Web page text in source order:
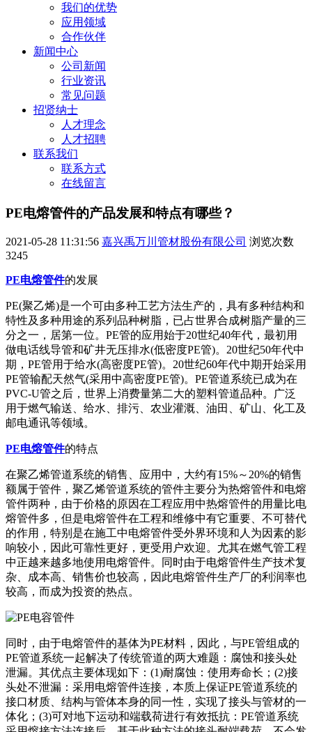
我们的优势
应用领域
合作伙伴
新闻中心
公司新闻
行业资讯
常见问题
招贤纳士
人才理念
人才招聘
联系我们
联系方式
在线留言
PE电熔管件的产品发展和特点有哪些？
2021-05-28 11:31:56 嘉兴禹万川管材股份有限公司 浏览次数
3245
PE电熔管件的发展
PE(聚乙烯)是一个可由多种工艺方法生产的，具有多种结构和
特性及多种用途的系列品种树脂，已占世界合成树脂产量的三
分之一，居第一位。PE管的应用始于20世纪40年代，最初用
做电话线导管和矿井无压排水(低密度PE管)。20世纪50年代中
期，PE管用于给水(高密度PE管)。20世纪60年代中期开始采用
PE管输配天然气(采用中高密度PE管)。PE管道系统已成为在
PVC-U管之后，世界上消费量第二大的塑料管道品种。广泛
用于燃气输送、给水、排污、农业灌溉、油田、矿山、化工及
邮电通讯等领域。
PE电熔管件的特点
在聚乙烯管道系统的销售、应用中，大约有15%～20%的销售
额属于管件，聚乙烯管道系统的管件主要分为热熔管件和电熔
管件两种，由于价格的原因在工程应用中热熔管件的用量比电
熔管件多，但是电熔管件在工程和维修中有它重要、不可替代
的作用，特别是在施工中电熔管件受外界环境和人为因素的影
响较小，因此可靠性更好，更受用户欢迎。尤其在燃气管工程
中正越来越多地使用电熔管件。同时由于电熔管件生产技术复
杂、成本高、销售价也较高，因此电熔管件生产厂的利润率也
较高，而成为投资的热点。
同时，由于电熔管件的基体为PE材料，因此，与PE管组成的
PE管道系统一起解决了传统管道的两大难题：腐蚀和接头处
泄漏。其优点主要体现如下：(1)耐腐蚀：使用寿命长；(2)接
头处不泄漏：采用电熔管件连接，本质上保证PE管道系统的
接口材质、结构与管体本身的同一性，实现了接头与管材的一
体化；(3)可对地下运动和端载荷进行有效抵抗：PE管道系统